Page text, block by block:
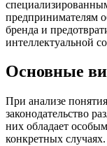
предпринимателям
бренда и
интеллектуальной
Основные
При анализе
законодательство
них обладает
конкретных случаях.